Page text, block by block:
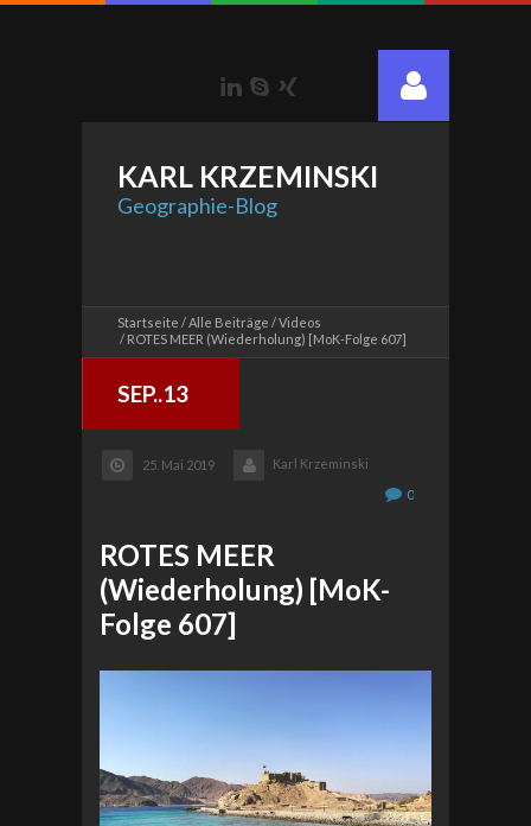
LinkedIn
Skype
KARL KRZEMINSKI
Geographie-Blog
Startseite Alle Beiträge
Videos
ROTES MEER (Wiederholung) [MoK-Folge 607]
SEP..13
25. Mai 2019
Karl Krzeminski
0
ROTES MEER
(Wiederholung) [MoK-
Folge 607]